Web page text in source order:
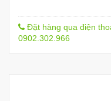
Đặt hàng qua điện
0902.302.966